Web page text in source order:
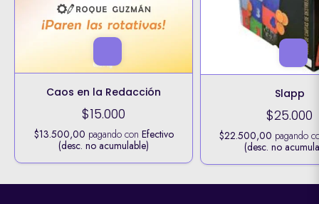
Caos en la Redacción
$15.000
$13.500,00 pagando con Efectivo
(desc. no acumulable)
Slapp
$25.000
$22.500,00 pagando
(desc. no